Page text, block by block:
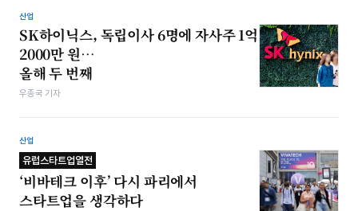
산업
SK하이닉스, 독립이사 6명에 자사주 1억
2000만 원…
올해 두 번째
우종국 기자
산업
유럽스타트업열전
‘비바테크 이후’ 다시 파리에서
스타트업을 생각하다